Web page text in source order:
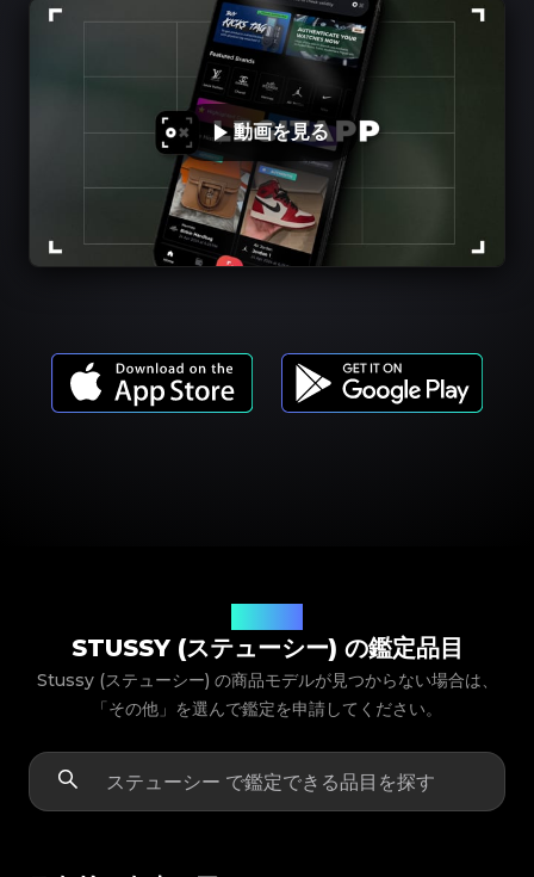
動画を見る
STUSSY (ステューシー) の鑑定品目
Stussy (ステューシー) の商品モデルが見つからない場合は、
「その他」を選んで鑑定を申請してください。